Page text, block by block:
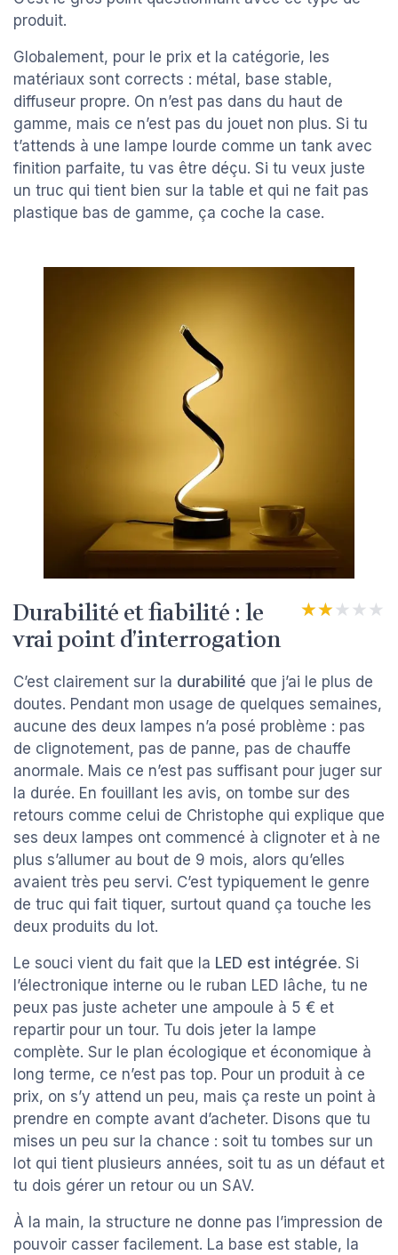
produit.
Globalement, pour le prix et la catégorie, les
matériaux sont corrects : métal, base stable,
diffuseur propre. On n’est pas dans du haut de
gamme, mais ce n’est pas du jouet non plus. Si tu
t’attends à une lampe lourde comme un tank avec
finition parfaite, tu vas être déçu. Si tu veux juste
un truc qui tient bien sur la table et qui ne fait pas
plastique bas de gamme, ça coche la case.
Durabilité et fiabilité : le
vrai point d’interrogation
★★★★★
★★★★★
C’est clairement sur la durabilité que j’ai le plus de
doutes. Pendant mon usage de quelques semaines,
aucune des deux lampes n’a posé problème : pas
de clignotement, pas de panne, pas de chauffe
anormale. Mais ce n’est pas suffisant pour juger sur
la durée. En fouillant les avis, on tombe sur des
retours comme celui de Christophe qui explique que
ses deux lampes ont commencé à clignoter et à ne
plus s’allumer au bout de 9 mois, alors qu’elles
avaient très peu servi. C’est typiquement le genre
de truc qui fait tiquer, surtout quand ça touche les
deux produits du lot.
Le souci vient du fait que la LED est intégrée. Si
l’électronique interne ou le ruban LED lâche, tu ne
peux pas juste acheter une ampoule à 5 € et
repartir pour un tour. Tu dois jeter la lampe
complète. Sur le plan écologique et économique à
long terme, ce n’est pas top. Pour un produit à ce
prix, on s’y attend un peu, mais ça reste un point à
prendre en compte avant d’acheter. Disons que tu
mises un peu sur la chance : soit tu tombes sur un
lot qui tient plusieurs années, soit tu as un défaut et
tu dois gérer un retour ou un SAV.
À la main, la structure ne donne pas l’impression de
pouvoir casser facilement. La base est stable, la